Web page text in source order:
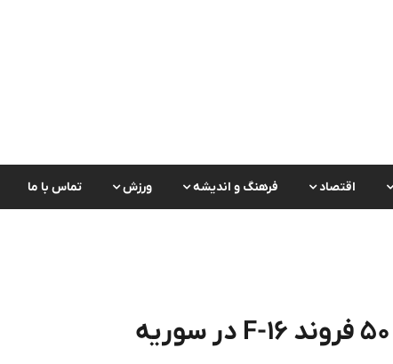
اقتصاد فرهنگ و اندیشه ورزش تماس با ما